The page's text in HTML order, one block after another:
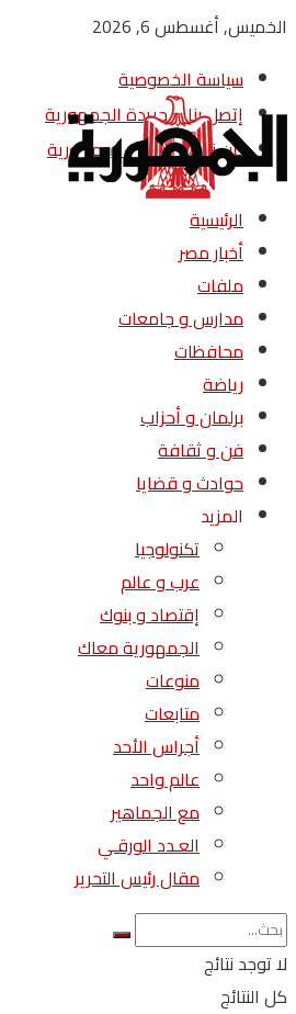
الخميس, أغسطس 6, 2026
سياسة الخصوصية
إتصل بنا – جريدة الجمهورية
من نحن – جريدة الجمهورية
الرئيسية
أخبار مصر
ملفات
مدارس و جامعات
محافظات
رياضة
برلمان و أحزاب
فن و ثقافة
حوادث و قضايا
المزيد
تكنولوجيا
عرب و عالم
إقتصاد و بنوك
الجمهورية معاك
منوعات
متابعات
أجراس الأحد
عالم واحد
مع الجماهير
العـدد الورقـي
مقال رئيس التحرير
لا توجد نتائج
كل النتائج